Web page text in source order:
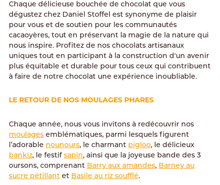
Chaque délicieuse bouchée de chocolat que vous
dégustez chez Daniel Stoffel est synonyme de plaisir
pour vous et de soutien pour les communautés
cacaoyères, tout en préservant la magie de la nature qui
nous inspire. Profitez de nos chocolats artisanaux
uniques tout en participant à la construction d'un avenir
plus équitable et durable pour tous ceux qui contribuent
à faire de notre chocolat une expérience inoubliable.
LE RETOUR DE NOS MOULAGES PHARES
Chaque année, nous vous invitons à redécouvrir nos
moulagesemblématiques, parmi lesquels figurent
l’adorable nounours, le charmant pigloo, le délicieux
bankiz, le festif sapin, ainsi que la joyeuse bande des 3
oursons, comprenant Barry aux amandes, Barney au
sucre pétillantet Basile au riz soufflé.